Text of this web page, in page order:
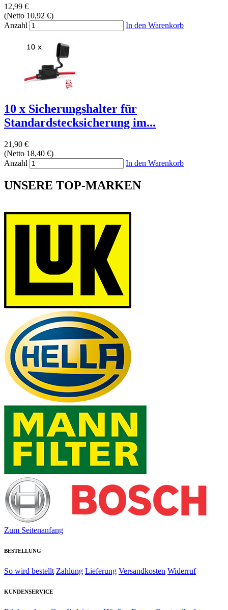
12,99 €
(Netto 10,92 €)
Anzahl
In den Warenkorb
10 x Sicherungshalter für
Standardstecksicherung im...
21,90 €
(Netto 18,40 €)
Anzahl
In den Warenkorb
UNSERE TOP-MARKEN
Zum Seitenanfang
BESTELLUNG
So wird bestellt Zahlung Lieferung Versandkosten Widerruf
KUNDENSERVICE